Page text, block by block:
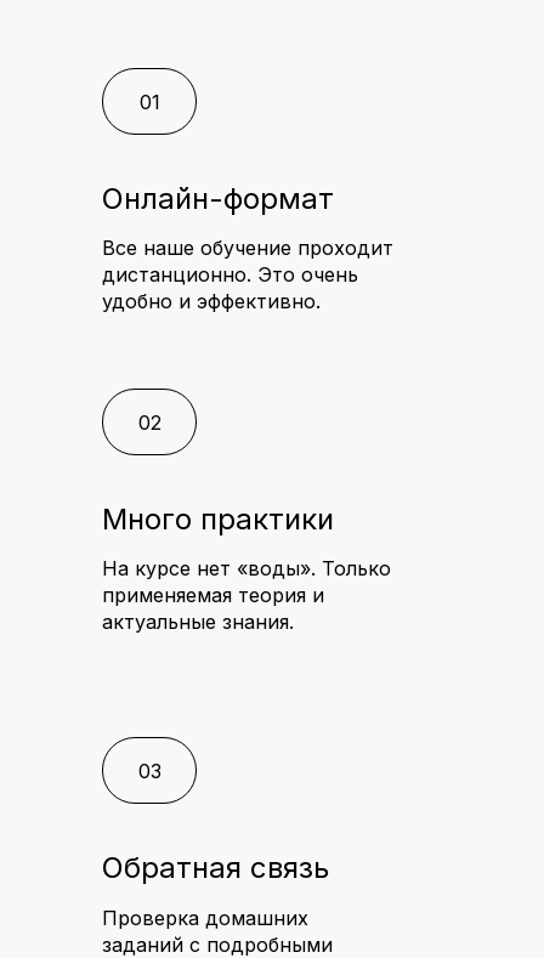
Онлайн-формат
Много практики
Обратная связь
Все наше обучение проходит
дистанционно. Это очень
удобно и эффективно.
На курсе нет «воды». Только
применяемая теория и
актуальные знания.
Проверка домашних
заданий с подробными
01
02
03